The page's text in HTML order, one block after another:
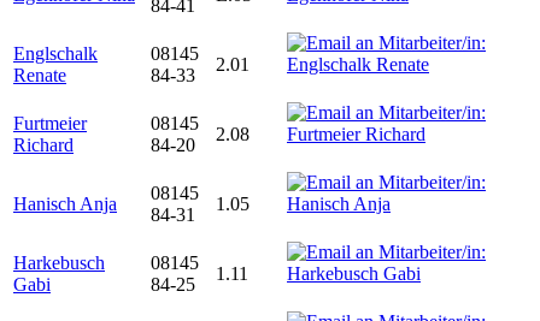
84-41
Englschalk
Renate
08145
84-33
2.01
Furtmeier
Richard
08145
84-20
2.08
Hanisch Anja
08145
84-31
1.05
Harkebusch
Gabi
08145
84-25
1.11